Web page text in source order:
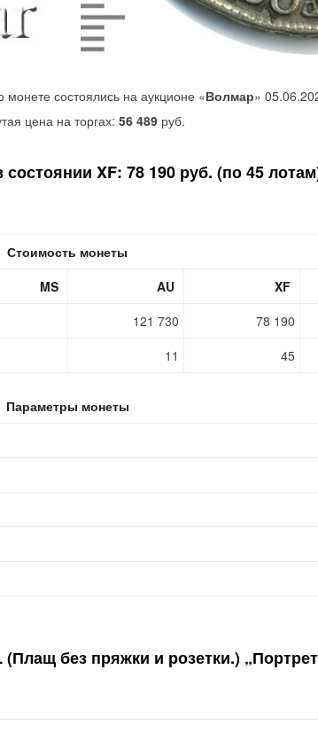
состоялись на аукционе «Волмар»
цена на торгах: 56 489руб.
XF: 78 190 руб. (по 45
Стоимость монеты
MS AU XF
121 730 78 190
11 45
Параметры монеты
без пряжки и розетки.)